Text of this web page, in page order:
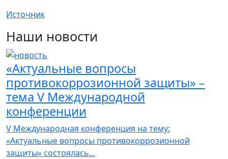
Источник
Наши новости
«Актуальные вопросы
противокоррозионной защиты» –
тема V Международной
конференции
V Международная конференция на тему:
«Актуальные вопросы противокоррозионной
защиты» состоялась...